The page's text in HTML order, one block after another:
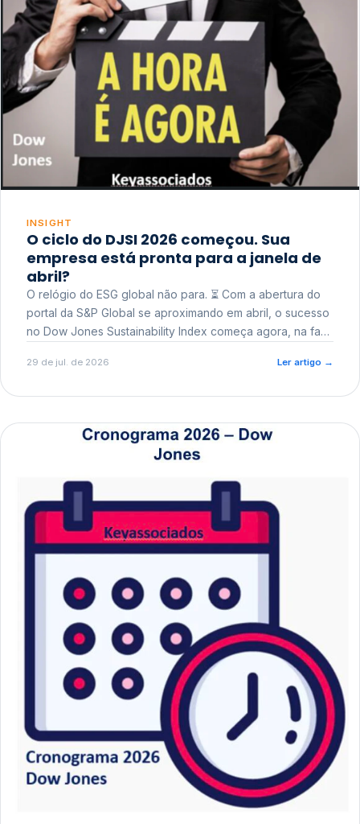
INSIGHT
O ciclo do DJSI 2026 começou. Sua
empresa está pronta para a janela de
abril?
O relógio do ESG global não para. ⏳ Com a abertura do
portal da S&P Global se aproximando em abril, o sucesso
no Dow Jones Sustainability Index começa agora, na fase
29 de jul. de 2026 Ler artigo →